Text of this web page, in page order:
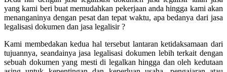
yang kami beri buat memudahkan pekerjaan anda hingga kami akan
menanganinya dengan pesat dan tepat waktu, apa bedanya dari jasa
legalisasi dokumen dan jasa legalisir ?
Kami membedakan kedua hal tersebut lantaran ketidaksamaan dari
tujuannya, seandainya jasa legalisasi dokumen lebih terkait dengan
sebuah dokumen yang mesti di legalkan hingga dan oleh kedutaan